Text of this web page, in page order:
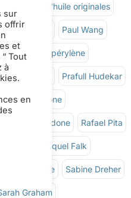
Couleurs à l'huile originales
J. Karlstrom Paul Wang
de pérylène
B. Sawant Prafull Hudekar
Quinacridone
de quinacridone Rafael Pita
Raquel Falk
Ré Saint-Pierre Sabine Dreher
Graham
sur
offrir
et
Tout
à
en